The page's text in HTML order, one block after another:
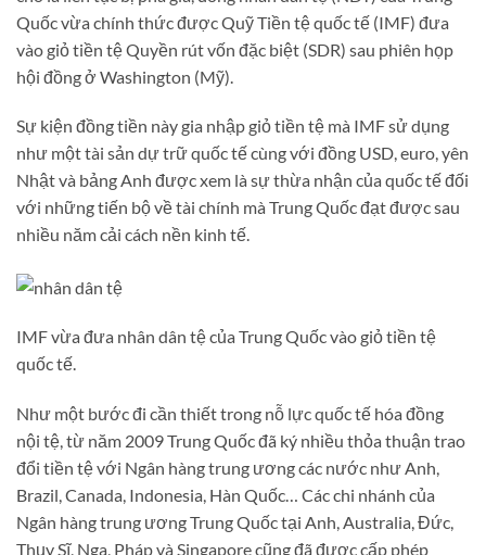
Quốc vừa chính thức được Quỹ Tiền tệ quốc tế (IMF) đưa
vào giỏ tiền tệ Quyền rút vốn đặc biệt (SDR) sau phiên họp
hội đồng ở Washington (Mỹ).
Sự kiện đồng tiền này gia nhập giỏ tiền tệ mà IMF sử dụng
như một tài sản dự trữ quốc tế cùng với đồng USD, euro, yên
Nhật và bảng Anh được xem là sự thừa nhận của quốc tế đối
với những tiến bộ về tài chính mà Trung Quốc đạt được sau
nhiều năm cải cách nền kinh tế.
IMF vừa đưa nhân dân tệ của Trung Quốc vào giỏ tiền tệ
quốc tế.
Như một bước đi cần thiết trong nỗ lực quốc tế hóa đồng
nội tệ, từ năm 2009 Trung Quốc đã ký nhiều thỏa thuận trao
đổi tiền tệ với Ngân hàng trung ương các nước như Anh,
Brazil, Canada, Indonesia, Hàn Quốc… Các chi nhánh của
Ngân hàng trung ương Trung Quốc tại Anh, Australia, Đức,
Thụy Sĩ, Nga, Pháp và Singapore cũng đã được cấp phép